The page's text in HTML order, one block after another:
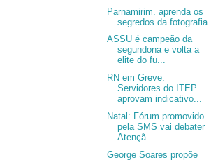
Parnamirim. aprenda os
segredos da fotografia
ASSU é campeão da
segundona e volta a
elite do fu...
RN em Greve:
Servidores do ITEP
aprovam indicativo...
Natal: Fórum promovido
pela SMS vai debater
Atençã...
George Soares propõe